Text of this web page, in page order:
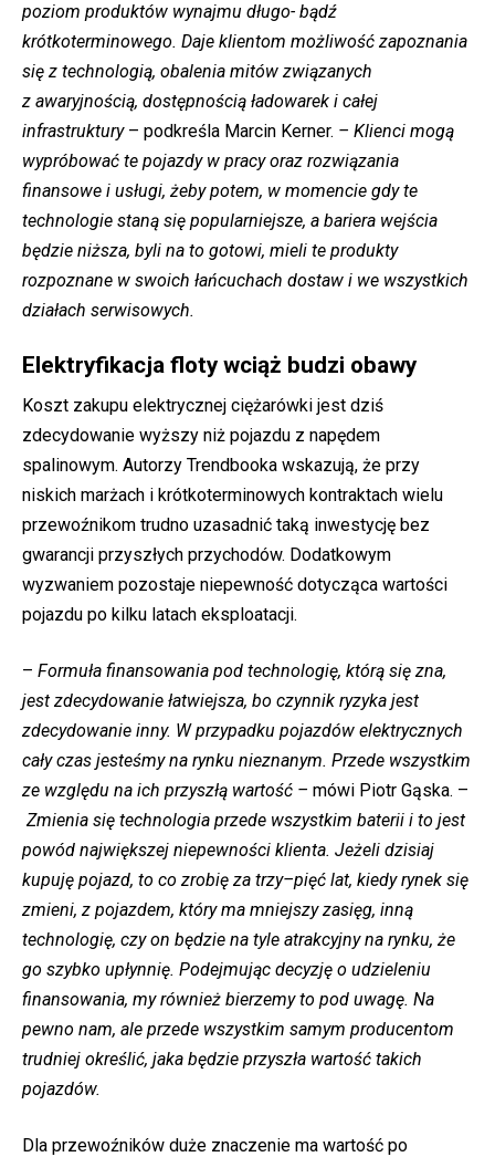
poziom produktów wynajmu długo- bądź
krótkoterminowego. Daje klientom możliwość zapoznania
się z technologią, obalenia mitów związanych
z awaryjnością, dostępnością ładowarek i całej
infrastruktury – podkreśla Marcin Kerner. – Klienci mogą
wypróbować te pojazdy w pracy oraz rozwiązania
finansowe i usługi, żeby potem, w momencie gdy te
technologie staną się popularniejsze, a bariera wejścia
będzie niższa, byli na to gotowi, mieli te produkty
rozpoznane w swoich łańcuchach dostaw i we wszystkich
działach serwisowych.
Elektryfikacja floty wciąż budzi obawy
Koszt zakupu elektrycznej ciężarówki jest dziś
zdecydowanie wyższy niż pojazdu z napędem
spalinowym. Autorzy Trendbooka wskazują, że przy
niskich marżach i krótkoterminowych kontraktach wielu
przewoźnikom trudno uzasadnić taką inwestycję bez
gwarancji przyszłych przychodów. Dodatkowym
wyzwaniem pozostaje niepewność dotycząca wartości
pojazdu po kilku latach eksploatacji.
– Formuła finansowania pod technologię, którą się zna,
jest zdecydowanie łatwiejsza, bo czynnik ryzyka jest
zdecydowanie inny. W przypadku pojazdów elektrycznych
cały czas jesteśmy na rynku nieznanym. Przede wszystkim
ze względu na ich przyszłą wartość – mówi Piotr Gąska. –
Zmienia się technologia przede wszystkim baterii i to jest
powód największej niepewności klienta. Jeżeli dzisiaj
kupuję pojazd, to co zrobię za trzy–pięć lat, kiedy rynek się
zmieni, z pojazdem, który ma mniejszy zasięg, inną
technologię, czy on będzie na tyle atrakcyjny na rynku, że
go szybko upłynnię. Podejmując decyzję o udzieleniu
finansowania, my również bierzemy to pod uwagę. Na
pewno nam, ale przede wszystkim samym producentom
trudniej określić, jaka będzie przyszła wartość takich
pojazdów.
Dla przewoźników duże znaczenie ma wartość po